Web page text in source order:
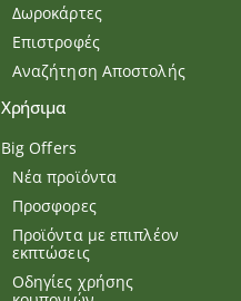
Δωροκάρτες
Επιστροφές
Αναζήτηση Αποστολής
Χρήσιμα
Big Offers
Νέα προϊόντα
Προσφορες
Προϊόντα με επιπλέον
εκπτώσεις
Οδηγίες χρήσης